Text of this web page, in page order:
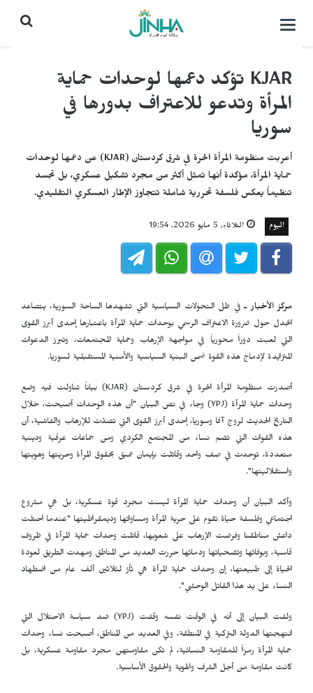
التحكم
KJAR تؤكد دعمها لوحدات حماية
المرأة وتدعو للاعتراف بدورها في
سوريا
أعربت منظومة المرأة الحرة في شرق كردستان (KJAR) عن دعمها لوحدات
حماية المرأة، مؤكدة أنها تمثل أكثر من مجرد تشكيل عسكري، بل تجسد
تنظيماً يعكس فلسفة تحررية شاملة تتجاوز الإطار العسكري التقليدي.
اليوم الثلاثاء, 5 مايو 2026, 19:54
مركز الأخبار ـفي ظل التحولات السياسية التي تشهدها الساحة السورية، يتصاعد
الجدل حول ضرورة الاعتراف الرسمي بوحدات حماية المرأة باعتبارها إحدى أبرز القوى
التي لعبت دوراً محورياً في مواجهة الإرهاب وحماية المجتمعات، وتبرز الدعوات
المتزايدة لإدماج هذه القوة ضمن البنية السياسية والأمنية المستقبلية لسوريا.
أصدرت منظومة المرأة الحرة في شرق كردستان (KJAR) بياناً تناولت فيه وضع
وحدات حماية المرأة (YPJ) وجاء في نص البيان "أن هذه الوحدات أصبحت، خلال
التاريخ الحديث لروج آفا وسوريا، إحدى أبرز القوى التي تصدّت للإرهاب والفاشية، أن
هذه القوات التي تضم نساءً من المجتمع الكردي ومن جماعات عرقية ودينية
متعددة، توحدت في صف واحد وقاتلت بإيمان عميق بحقوق المرأة وحريتها وهويتها
واستقلاليتها".
وأكد البيان أن وحدات حماية المرأة ليست مجرد قوة عسكرية، بل هي مشروع
اجتماعي وفلسفة حياة تقوم على حرية المرأة ومساواتها وديمقراطيتها "عندما احتلت
داعش مناطقنا وفرضت الإرهاب على شعوبها، قاتلت وحدات حماية المرأة في ظروف
قاسية، وبوفائها وتضحياتها ودمائها حررت العديد من المناطق ومهدت الطريق لعودة
الحياة إلى طبيعتها، إنّ وحدات حماية المرأة هي ثأرٌ لثلاثين ألف عام من اضطهاد
النساء على يد هذا القاتل الوحشي".
ولفت البيان إلى أنه في الوقت نفسه وقفت (YPJ) ضد سياسة الاحتلال التي
انتهجتها الدولة التركية في المنطقة، وفي العديد من المناطق، أصبحت نساء وحدات
حماية المرأة رمزاً للمقاومة النسائية، لم تكن مقاومتهن مجرد مقاومة عسكرية، بل
كانت مقاومة من أجل الشرف والهوية والحقوق الأساسية.